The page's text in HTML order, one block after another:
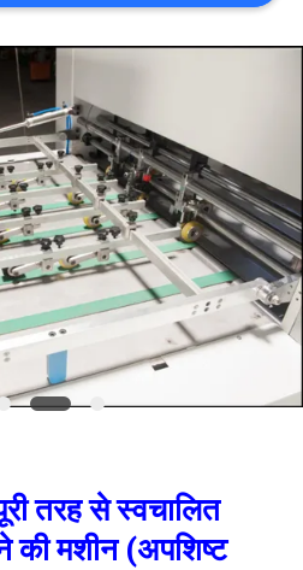
तरह से स्वचालित
मशीन (अपशिष्ट